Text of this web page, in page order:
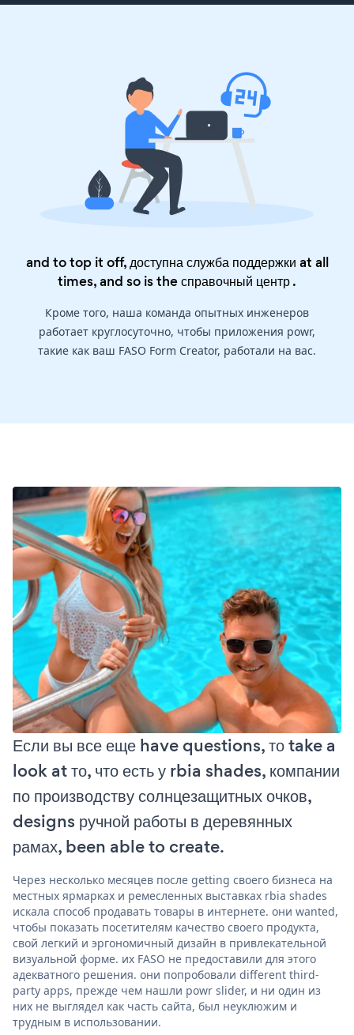
and to top it off, доступна служба поддержки at all
times, and so is theсправочный центр.
Кроме того, наша команда опытных инженеров
работает круглосуточно, чтобы приложения powr,
такие как ваш FASO Form Creator, работали на вас.
Если вы все еще have questions, то take a
look at то, что есть у rbia shades, компании
по производству солнцезащитных очков,
designs ручной работы в деревянных
рамах, been able to create.
Через несколько месяцев после getting своего бизнеса на
местных ярмарках и ремесленных выставках rbia shades
искала способ продавать товары в интернете. они wanted,
чтобы показать посетителям качество своего продукта,
свой легкий и эргономичный дизайн в привлекательной
визуальной форме. их FASO не предоставили для этого
адекватного решения. они попробовали different third-
party apps, прежде чем нашли powr slider, и ни один из
них не выглядел как часть сайта, был неуклюжим и
трудным в использовании.